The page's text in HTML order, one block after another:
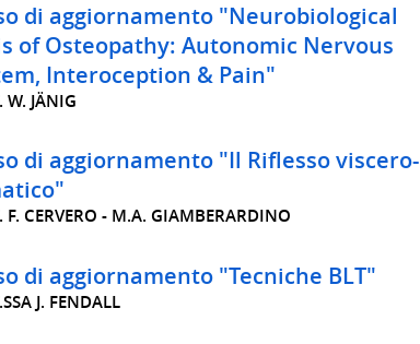
di aggiornamento "Neurobiological
of Osteopathy: Autonomic Nervous
Interoception & Pain"
W. JÄNIG
di aggiornamento "Il Riflesso viscero-
F. CERVERO - M.A. GIAMBERARDINO
di aggiornamento "Tecniche BLT"
J. FENDALL